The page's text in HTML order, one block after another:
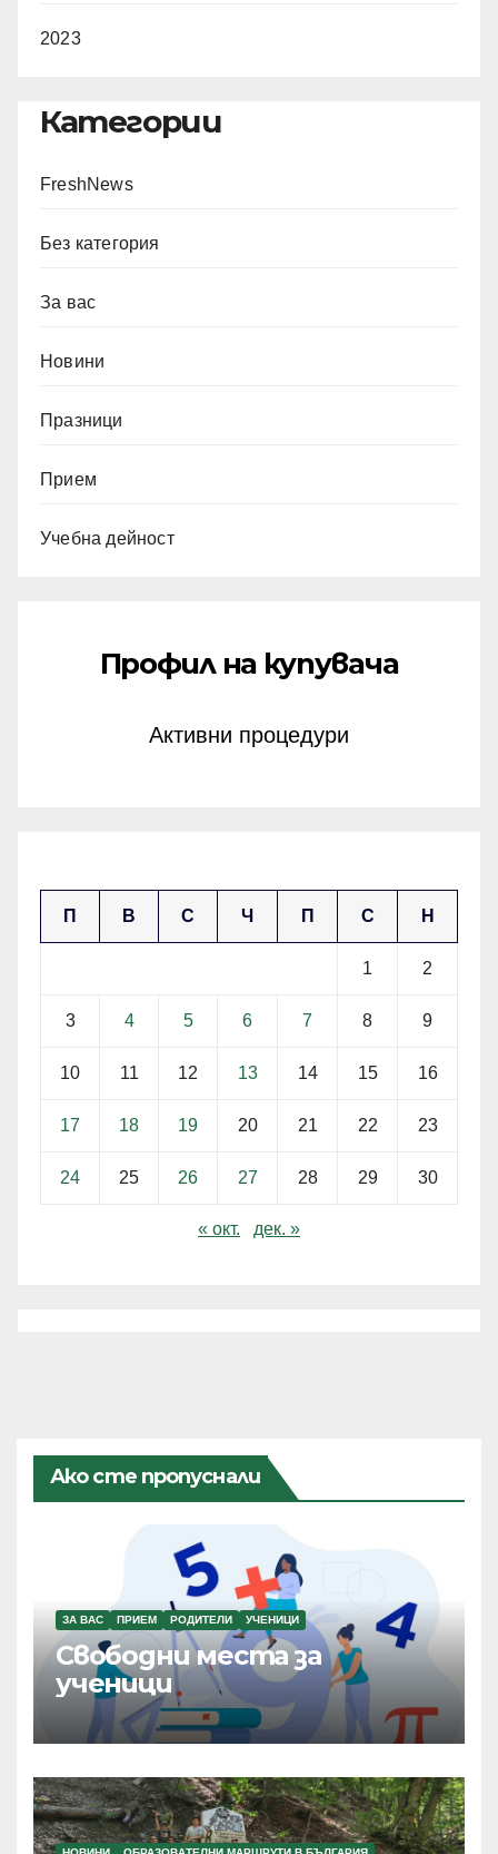
2023
Категории
FreshNews
Без категория
За вас
Новини
Празници
Прием
Учебна дейност
Профил на купувача
Активни процедури
П В С Ч П С Н
1 2
3 4 5 6 7 8 9
10 11 12 13 14 15 16
17 18 19 20 21 22 23
24 25 26 27 28 29 30
« окт. дек. »
Ако сте пропуснали
ЗА ВАС ПРИЕМ РОДИТЕЛИ УЧЕНИЦИ
Свободни места за
ученици